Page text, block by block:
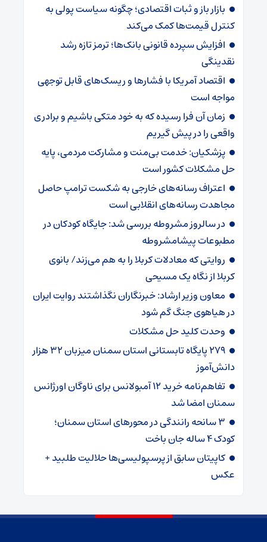
بازار باز و ثبات اقتصادی؛ چگونه سیاست پولی به
کنترل قیمت‌ها کمک می‌کند
افزایش سپرده قانونی بانک‌ها؛ ترمز تازه رشد
نقدینگی
اقتصاد آمریکا با فشارها و ریسک‌های قابل توجهی
مواجه است
زمان آن فرا رسیده که به خود متکی باشیم و برادری
واقعی را در پیش گیریم
پزشکیان: خدمت بی‌منت و مشارکت مردمی، پایه
حل مشکلات کشور است
اعتراف رسانه‌های خارجی به شکست ترامپ حاصل
مجاهدت رسانه‌های انقلابی است
در سالروز مشروطه بررسی شد: جایگاه کودکان در
مطبوعات پیشامشروطه
روایتی که معادلات کربلا را به هم می‌زند/ بانوی
کربلا از نگاه یک مسیحی
معاون وزیر ارشاد: خبرنگاران نگذاشتند روایت ایران
در هیاهوی جنگ گم شود
وحدت کلید حل مشکلات
۲۷۹ پایگاه تابستانی استان سمنان میزبان ۳۲ هزار
دانش‌آموز
تفاهم‌نامه خرید ۱۲ آمبولانس برای ناوگان اورژانس
سمنان امضا شد
۳ سانحه رانندگی در محورهای استان سمنان؛
کودک ۴ ساله جان باخت
کاپیتان سابق از پرسپولیسی‌ها حلالیت طلبید +
عکس